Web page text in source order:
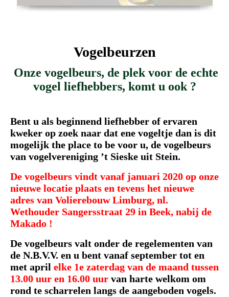
Vogelbeurzen
Onze vogelbeurs, de plek voor de echte
vogel liefhebbers, komt u ook ?
Bent u als beginnend liefhebber of ervaren
kweker op zoek naar dat ene vogeltje dan is dit
mogelijk the place to be voor u, de vogelbeurs
van vogelvereniging ’t Sieske uit Stein.
De vogelbeurs vindt vanaf januari 2020 op onze
nieuwe locatie plaats en tevens het nieuwe
adres van Volierebouw Limburg, nl.
Wethouder Sangersstraat 29 in Beek, nabij de
Makado !
De vogelbeurs valt onder de regelementen van
de N.B.V.V. en u bent vanaf september tot en
met april elke 1e zaterdag van de maand tussen
13.00 uur en 16.00 uur van harte welkom om
rond te scharrelen langs de aangeboden vogels.